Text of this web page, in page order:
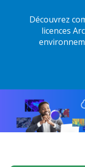
Découvrez
licences